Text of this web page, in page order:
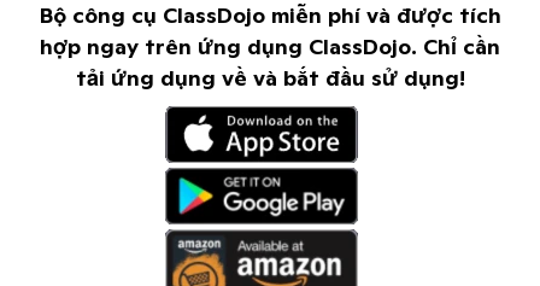
Bộ công cụ ClassDojo miễn phí và được tích
hợp ngay trên ứng dụng ClassDojo. Chỉ cần
tải ứng dụng về và bắt đầu sử dụng!